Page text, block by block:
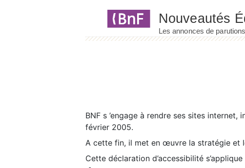
BNF s ’engage à rendre ses sites
février 2005.
A cette fin, il met en œuvre la stratégie et
Cette déclaration d’accessibilité